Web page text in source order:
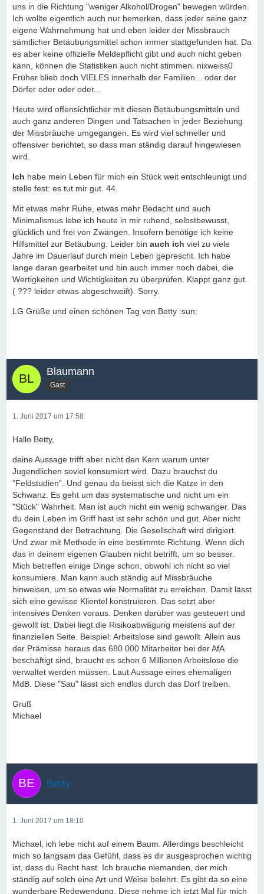
uns in die Richtung "weniger Alkohol/Drogen" bewegen würden.
Ich wollte eigentlich auch nur bemerken, dass jeder seine ganz
eigene Wahrnehmung hat und eben leider der Missbrauch
sämtlicher Betäubungsmittel schon immer stattgefunden hat. Da
es aber keine offizielle Meldepflicht gibt und auch nicht geben
kann, können die Statistiken auch nicht stimmen. nixweiss0
Früher blieb doch VIELES innerhalb der Familien... oder der
Dörfer oder oder oder...
Heute wird offensichtlicher mit diesen Betäubungsmitteln und
auch ganz anderen Dingen und Tatsachen in jeder Beziehung
der Missbräuche umgegangen. Es wird viel schneller und
offensiver berichtet, so dass man ständig darauf hingewiesen
wird.
Ich habe mein Leben für mich ein Stück weit entschleunigt und
stelle fest: es tut mir gut. 44.
Mit etwas mehr Ruhe, etwas mehr Bedacht und auch
Minimalismus lebe ich heute in mir ruhend, selbstbewusst,
glücklich und frei von Zwängen. Insofern benötige ich keine
Hilfsmittel zur Betäubung. Leider bin auch ich viel zu viele
Jahre im Dauerlauf durch mein Leben geprescht. Ich habe
lange daran gearbeitet und bin auch immer noch dabei, die
Wertigkeiten und Wichtigkeiten zu überprüfen. Klappt ganz gut.
( ??? leider etwas abgeschweift). Sorry.
LG Grüße und einen schönen Tag von Betty :sun:
Blaumann
Gast
1. Juni 2017 um 17:58
Hallo Betty,
deine Aussage trifft aber nicht den Kern warum unter
Jugendlichen soviel konsumiert wird. Dazu brauchst du
"Feldstudien". Und genau da beisst sich die Katze in den
Schwanz. Es geht um das systematische und nicht um ein
"Stück" Wahrheit. Man ist auch nicht ein wenig schwanger. Das
du dein Leben im Griff hast ist sehr schön und gut. Aber nicht
Gegenstand der Betrachtung. Die Gesellschaft wird dirigiert.
Und zwar mit Methode in eine bestimmte Richtung. Wenn dich
das in deinem eigenen Glauben nicht betrifft, um so besser.
Mich betreffen einige Dinge schon, obwohl ich nicht so viel
konsumiere. Man kann auch ständig auf Missbräuche
hinweisen, um so etwas wie Normalität zu erreichen. Damit lässt
sich eine gewisse Klientel konstruieren. Das setzt aber
intensives Denken voraus. Denken darüber was gesteuert und
gewollt ist. Dabei liegt die Risikoabwägung meistens auf der
finanziellen Seite. Beispiel: Arbeitslose sind gewollt. Allein aus
der Prämisse heraus das 680 000 Mitarbeiter bei der AfA
beschäftigt sind, braucht es schon 6 Millionen Arbeitslose die
verwaltet werden müssen. Laut Aussage eines ehemaligen
MdB. Diese "Sau" lässt sich endlos durch das Dorf treiben.
Gruß
Michael
Betty
1. Juni 2017 um 18:10
Michael, ich lebe nicht auf einem Baum. Allerdings beschleicht
mich so langsam das Gefühl, dass es dir ausgesprochen wichtig
ist, dass du Recht hast. Ich brauche niemanden, der mich
ständig auf solch eine Art und Weise belehrt. Es gibt da so eine
wunderbare Redewendung. Diese nehme ich jetzt Mal für mich